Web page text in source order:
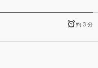
約 3 分